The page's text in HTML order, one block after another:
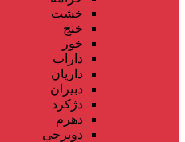
خشت
خنج
خور
داراب
داریان
دبیران
دژکرد
دهرم
دوبرجی